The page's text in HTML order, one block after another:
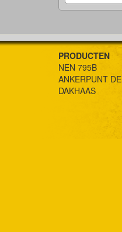
PRODUCTEN
NEN 795B
ANKERPUNT DE
DAKHAAS